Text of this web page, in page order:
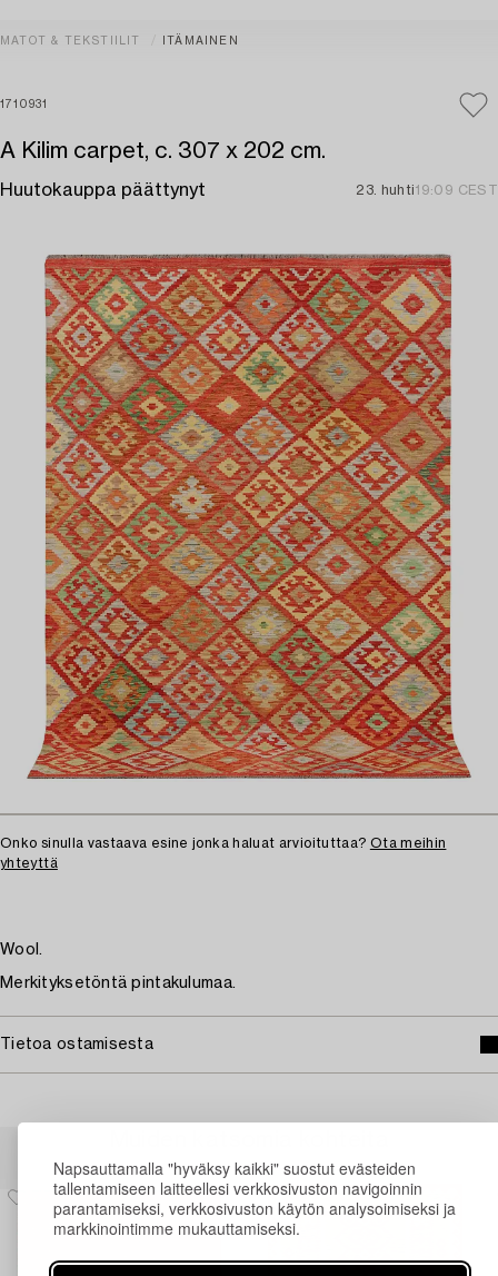
Napsauttamalla "hyväksy kaikki" suostut evästeiden
tallentamiseen laitteellesi verkkosivuston navigoinnin
parantamiseksi, verkkosivuston käytön analysoimiseksi ja
markkinointimme mukauttamiseksi.
MATOT & TEKSTIILIT ITÄMAINEN
1710931
A Kilim carpet, c. 307 x 202 cm.
Huutokauppa päättynyt 23. huhti19:09 CEST
Onko sinulla vastaava esine jonka haluat arvioituttaa? Ota meihin
yhteyttä
Wool.
Merkityksetöntä pintakulumaa.
Tietoa ostamisesta